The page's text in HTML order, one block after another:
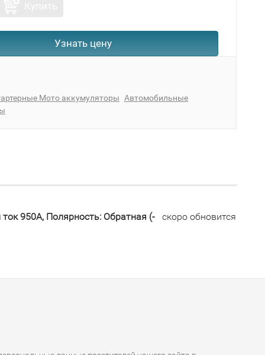
Узнать цену
Мото аккумуляторы Автомобильные
950А, Полярность: Обратная (- скоро обновится